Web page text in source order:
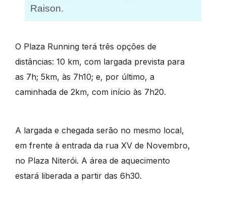
Raison.
O Plaza Running terá três opções de
distâncias: 10 km, com largada prevista para
as 7h; 5km, às 7h10; e, por último, a
caminhada de 2km, com início às 7h20.
A largada e chegada serão no mesmo local,
em frente à entrada da rua XV de Novembro,
no Plaza Niterói. A área de aquecimento
estará liberada a partir das 6h30.